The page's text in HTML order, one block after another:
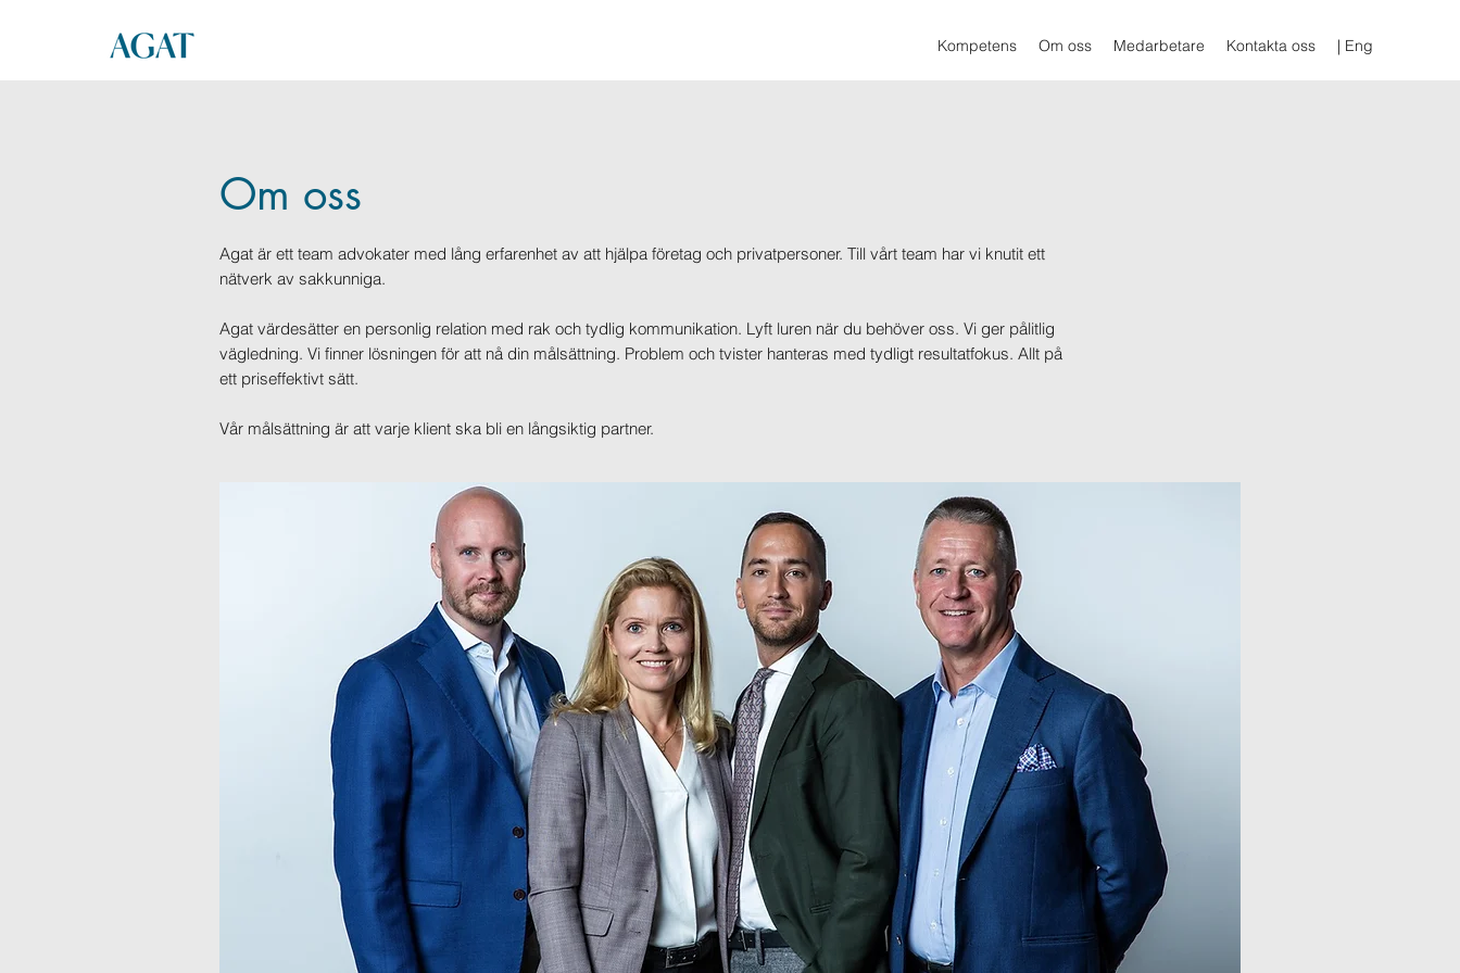
Kompetens Om oss Medarbetare Kontakta oss | Eng
Om oss
Agat är ett team advokater med lång erfarenhet av att hjälpa företag och privatpersoner. Till vårt team har vi knutit ett
nätverk av sakkunniga.
Agat värdesätter en personlig relation med rak och tydlig kommunikation. Lyft luren när du behöver oss. Vi ger pålitlig
vägledning. Vi finner lösningen för att nå din målsättning. Problem och tvister hanteras med tydligt resultatfokus. Allt på
ett priseffektivt sätt.
Vår målsättning är att varje klient ska bli en långsiktig partner.